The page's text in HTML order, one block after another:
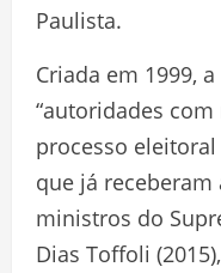
Paulista.
Criada em 1999,
“autoridades
processo eleitoral
que já
ministros do
Dias Toffoli